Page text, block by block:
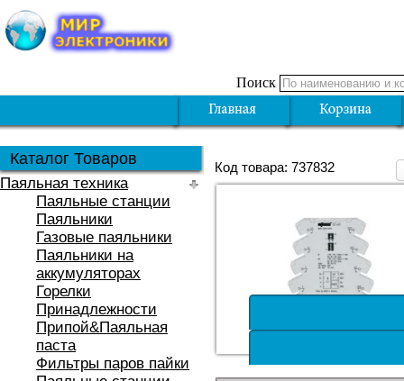
Поиск
Каталог Товаров
Паяльная техника
Паяльные станции
Паяльники
Газовые паяльники
Паяльники на
аккумуляторах
Горелки
Принадлежности
Припой&Паяльная
паста
Фильтры паров пайки
Код товара: 737832